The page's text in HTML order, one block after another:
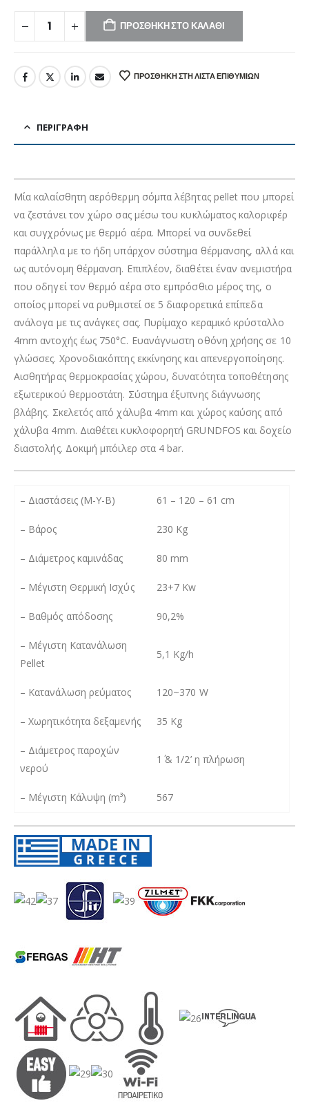
ΠΡΟΣΘΉΚΗ ΣΤΟ ΚΑΛΆΘΙ
ΠΡΟΣΘΉΚΗ ΣΤΗ ΛΊΣΤΑ ΕΠΙΘΥΜΙΏΝ
ΠΕΡΙΓΡΑΦΉ
Mία καλαίσθητη αερόθερμη σόμπα λέβητας pellet που μπορεί
να ζεστάνει τον χώρο σας μέσω του κυκλώματος καλοριφέρ
και συγχρόνως με θερμό αέρα. Μπορεί να συνδεθεί
παράλληλα με το ήδη υπάρχον σύστημα θέρμανσης, αλλά και
ως αυτόνομη θέρμανση. Επιπλέον, διαθέτει έναν ανεμιστήρα
που οδηγεί τον θερμό αέρα στο εμπρόσθιο μέρος της, ο
οποίος μπορεί να ρυθμιστεί σε 5 διαφορετικά επίπεδα
ανάλογα με τις ανάγκες σας. Πυρίμαχο κεραμικό κρύσταλλο
4mm αντοχής έως 750°C. Ευανάγνωστη οθόνη χρήσης σε 10
γλώσσες. Χρονοδιακόπτης εκκίνησης και απενεργοποίησης.
Αισθητήρας θερμοκρασίας χώρου, δυνατότητα τοποθέτησης
εξωτερικού θερμοστάτη. Σύστημα έξυπνης διάγνωσης
βλάβης. Σκελετός από χάλυβα 4mm και χώρος καύσης από
χάλυβα 4mm. Διαθέτει κυκλοφορητή GRUNDFOS και δοχείο
διαστολής. Δοκιμή μπόιλερ στα 4 bar.
– Διαστάσεις (Μ-Υ-Β) 61 – 120 – 61 cm
– Βάρος 230 Kg
– Διάμετρος καμινάδας 80 mm
– Μέγιστη Θερμική Ισχύς 23+7 Kw
– Βαθμός απόδοσης 90,2%
– Μέγιστη Κατανάλωση
Pellet
5,1 Kg/h
– Κατανάλωση ρεύματος 120~370 W
– Χωρητικότητα δεξαμενής 35 Kg
– Διάμετρος παροχών
νερού
1΄ & 1/2’ η πλήρωση
– Μέγιστη Κάλυψη (m³) 567